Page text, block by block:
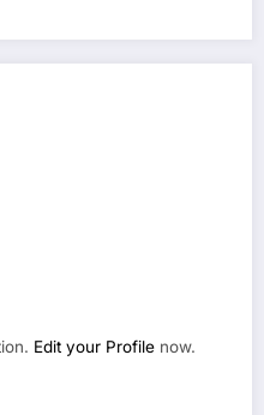
Edit your Profile now.